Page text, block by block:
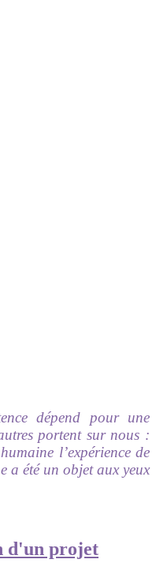
dépend pour une
portent sur nous :
l’expérience de
a été un objet aux yeux
d'un projet